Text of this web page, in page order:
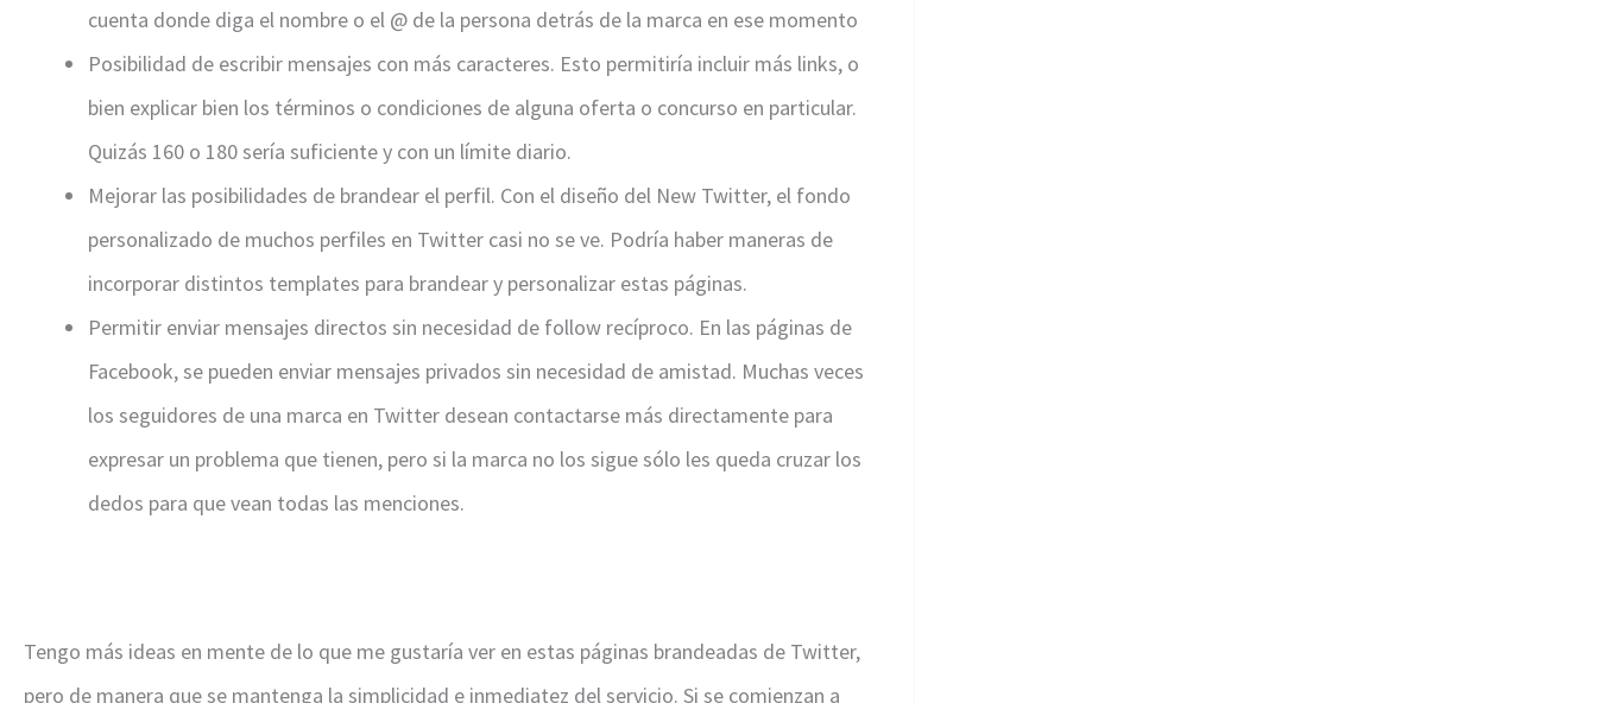
cuenta donde diga el nombre o el @ de la persona detrás de la marca en ese momento
Posibilidad de escribir mensajes con más caracteres. Esto permitiría incluir más links, o
bien explicar bien los términos o condiciones de alguna oferta o concurso en particular.
Quizás 160 o 180 sería suficiente y con un límite diario.
Mejorar las posibilidades de brandear el perfil. Con el diseño del New Twitter, el fondo
personalizado de muchos perfiles en Twitter casi no se ve. Podría haber maneras de
incorporar distintos templates para brandear y personalizar estas páginas.
Permitir enviar mensajes directos sin necesidad de follow recíproco. En las páginas de
Facebook, se pueden enviar mensajes privados sin necesidad de amistad. Muchas veces
los seguidores de una marca en Twitter desean contactarse más directamente para
expresar un problema que tienen, pero si la marca no los sigue sólo les queda cruzar los
dedos para que vean todas las menciones.
Tengo más ideas en mente de lo que me gustaría ver en estas páginas brandeadas de Twitter,
pero de manera que se mantenga la simplicidad e inmediatez del servicio. Si se comienzan a